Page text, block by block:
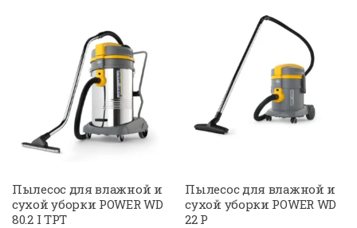
Пылесос для влажной и
сухой уборки POWER WD
80.2 I TPT
Пылесос для влажной и
сухой уборки POWER WD
22 P